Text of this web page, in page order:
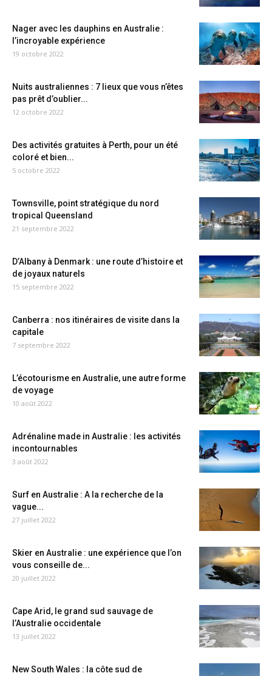
Nager avec les dauphins en Australie :
l’incroyable expérience
19 octobre 2022
Nuits australiennes : 7 lieux que vous n’êtes
pas prêt d’oublier...
12 octobre 2022
Des activités gratuites à Perth, pour un été
coloré et bien...
5 octobre 2022
Townsville, point stratégique du nord
tropical Queensland
21 septembre 2022
D’Albany à Denmark : une route d’histoire et
de joyaux naturels
15 septembre 2022
Canberra : nos itinéraires de visite dans la
capitale
7 septembre 2022
L’écotourisme en Australie, une autre forme
de voyage
10 août 2022
Adrénaline made in Australie : les activités
incontournables
3 août 2022
Surf en Australie : A la recherche de la
vague...
27 juillet 2022
Skier en Australie : une expérience que l’on
vous conseille de...
20 juillet 2022
Cape Arid, le grand sud sauvage de
l’Australie occidentale
13 juillet 2022
New South Wales : la côte sud de